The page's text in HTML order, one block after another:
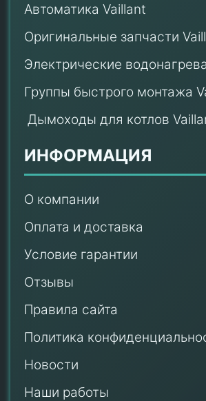
Автоматика Vaillant
Оригинальные запчасти
Электрические
Группы быстрого монтажа
Дымоходы для котлов
ИНФОРМАЦИЯ
О компании
Оплата и доставка
Условие гарантии
Отзывы
Правила сайта
Политика
Новости
Наши работы